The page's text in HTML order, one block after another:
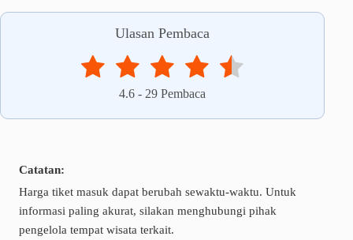
Ulasan Pembaca
4.6 - 29 Pembaca
Catatan:
Harga tiket masuk dapat berubah sewaktu-waktu. Untuk
informasi paling akurat, silakan menghubungi pihak
pengelola tempat wisata terkait.